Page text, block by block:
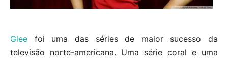
Glee foi uma das séries de maior sucesso da
televisão norte-americana. Uma série coral e uma